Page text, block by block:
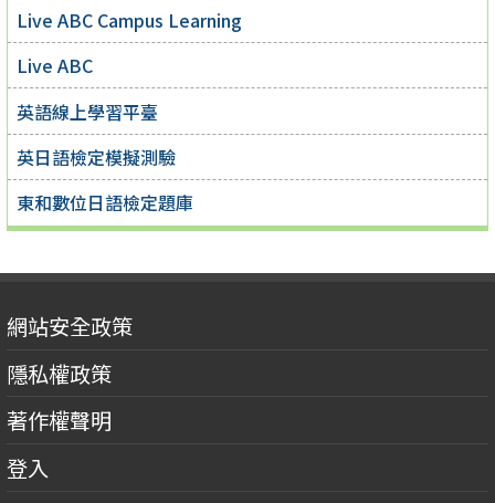
Live ABC Campus Learning
Live ABC
英語線上學習平臺
英日語檢定模擬測驗
東和數位日語檢定題庫
網站安全政策
隱私權政策
著作權聲明
登入